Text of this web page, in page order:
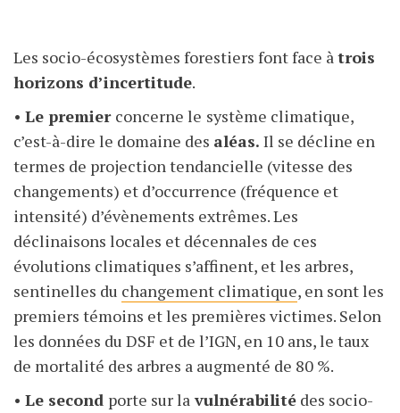
Les socio-écosystèmes forestiers font face àtrois
horizons d’incertitude.
• Le premier concerne le système climatique,
c’est-à-dire le domaine des aléas. Il se décline en
termes de projection tendancielle (vitesse des
changements) et d’occurrence (fréquence et
intensité) d’évènements extrêmes. Les
déclinaisons locales et décennales de ces
évolutions climatiques s’affinent, et les arbres,
sentinelles du changement climatique, en sont les
premiers témoins et les premières victimes. Selon
les données du DSF et de l’IGN, en 10 ans, le taux
de mortalité des arbres a augmenté de 80 %.
• Le second porte sur lavulnérabilité des socio-